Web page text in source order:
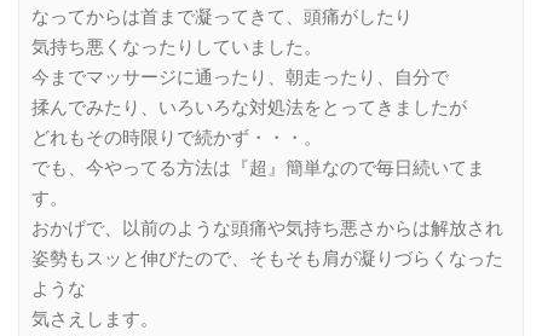
なってからは首まで凝ってきて、頭痛がしたり
気持ち悪くなったりしていました。
今までマッサージに通ったり、朝走ったり、自分で
揉んでみたり、いろいろな対処法をとってきましたが
どれもその時限りで続かず・・・。
でも、今やってる方法は『超』簡単なので毎日続いてま
す。
おかげで、以前のような頭痛や気持ち悪さからは解放され
姿勢もスッと伸びたので、そもそも肩が凝りづらくなった
ような
気さえします。